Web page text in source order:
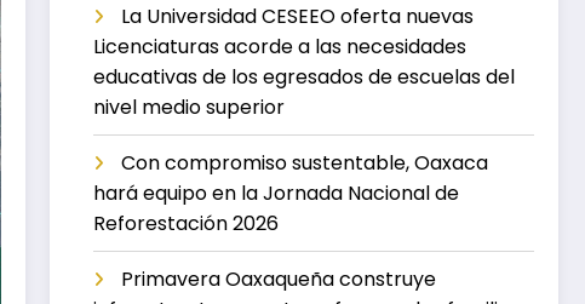
La Universidad CESEEO oferta nuevas
Licenciaturas acorde a las necesidades
educativas de los egresados de escuelas del
nivel medio superior
Con compromiso sustentable, Oaxaca
hará equipo en la Jornada Nacional de
Reforestación 2026
Primavera Oaxaqueña construye